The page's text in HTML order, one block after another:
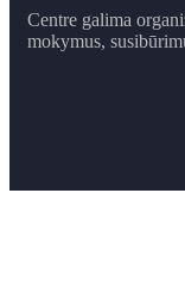
Centre galima
mokymus,